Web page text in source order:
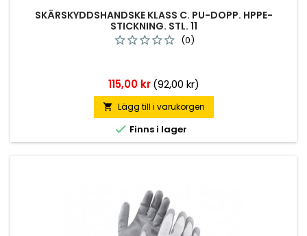
SKÄRSKYDDSHANDSKE KLASS C. PU-DOPP. HPPE-
STICKNING. STL. 11
(0)
Pris
115,00 kr (92,00 kr)
 Lägg till i varukorgen
 Finns i lager